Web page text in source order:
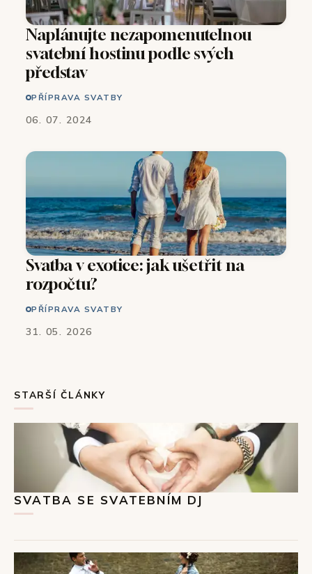
Naplánujte nezapomenutelnou
svatební hostinu podle svých
představ
PŘÍPRAVA SVATBY
06. 07. 2024
Svatba v exotice: jak ušetřit na
rozpočtu?
PŘÍPRAVA SVATBY
31. 05. 2026
STARŠÍ ČLÁNKY
SVATBA SE SVATEBNÍM DJ